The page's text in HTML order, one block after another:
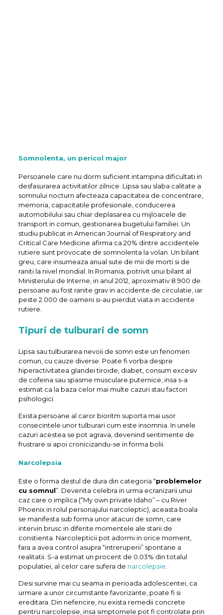
Somnolenta, un pericol major
Persoanele care nu dorm suficient intampina dificultati in
desfasurarea activitatilor zilnice. Lipsa sau slaba calitate a
somnului nocturn afecteaza capacitatea de concentrare,
memoria, capacitatile profesionale, conducerea
automobilului sau chiar deplasarea cu mijloacele de
transport in comun, gestionarea bugetului familiei. Un
studiu publicat in American Journal of Respiratory and
Critical Care Medicine afirma ca 20% dintre accidentele
rutiere sunt provocate de somnolenta la volan. Un bilant
greu, care insumeaza anual sute de mii de morti si de
raniti la nivel mondial. In Romania, potrivit unui bilant al
Ministerului de Interne, in anul 2012, aproximativ 8.900 de
persoane au fost ranite grav in accidente de circulatie, iar
peste 2.000 de oameni si-au pierdut viata in accidente
rutiere.
Tipuri de tulburari de somn
Lipsa sau tulburarea nevoii de somn este un fenomen
comun, cu cauze diverse. Poate fi vorba despre
hiperactivitatea glandei tiroide, diabet, consum excesiv
de cofeina sau spasme musculare puternice, insa s-a
estimat ca la baza celor mai multe cazuri stau factori
psihologici.
Exista persoane al caror bioritm suporta mai usor
consecintele unor tulburari cum este insomnia. In unele
cazuri acestea se pot agrava, devenind sentimente de
frustrare si apoi cronicizandu-se in forma bolii.
Narcolepsia
Este o forma destul de dura din categoria “problemelor
cu somnul”. Devenita celebra in urma ecranizarii unui
caz care o implica (“My own private Idaho” – cu River
Phoenix in rolul personajului narcoleptic), aceasta boala
se manifesta sub forma unor atacuri de somn, care
intervin brusc in diferite momentele ale starii de
constienta. Narcolepticii pot adormi in orice moment,
fara a avea control asupra “intreruperii” spontane a
realitatii. S-a estimat un procent de 0.03% din totalul
populatiei, al celor care sufera de narcolepsie
Desi survine mai cu seama in perioada adolescentei, ca
urmare a unor circumstante favorizante, poate fi si
ereditara. Din nefericire, nu exista remedii concrete
pentru narcolepsie, insa simptomele pot fi controlate prin